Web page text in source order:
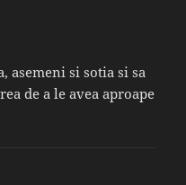
asemeni si sotia si sa
de a le avea aproape